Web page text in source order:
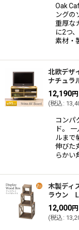
Oak
ングの
重厚な
に2つ
素材・
北欧デザ
ナチュラ
12,190円
(税込 :
コンパ
ド。
ルまで
伸びた
らかい
木製ディ
ラウン
12,000円
(税込 :